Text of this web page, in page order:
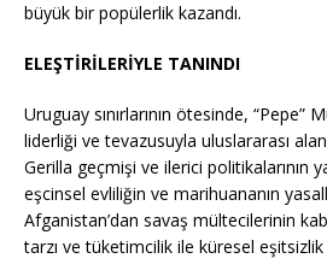
büyük bir popülerlik kazandı.
ELEŞTİRİLERİYLE TANINDI
Uruguay sınırlarının ötesinde, “Pepe”
liderliği ve tevazusuyla uluslararası
Gerilla geçmişi ve ilerici politikalarının
eşcinsel evliliğin ve marihuananın
Afganistan’dan savaş mültecilerinin
tarzı ve tüketimcilik ile küresel eşitsizlik